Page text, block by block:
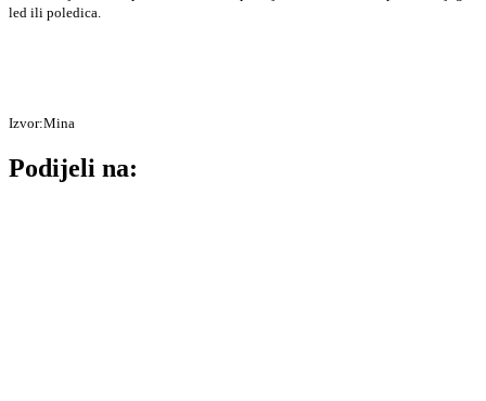
led ili poledica.
Izvor:Mina
Podijeli na: